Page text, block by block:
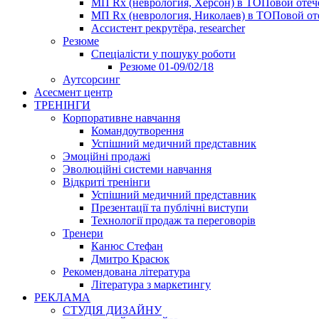
МП Rx (неврология, Херсон) в ТОПовой
МП Rx (неврология, Николаев) в ТОПовой
Ассистент рекрутёра, researcher
Резюме
Cпеціалісти у пошуку роботи
Резюме 01-09/02/18
Аутсорсинг
Асесмент центр
ТРЕНІНГИ
Корпоративне навчання
Командоутворення
Успішний медичний представник
Эмоційні продажі
Эволюційні системи навчання
Відкриті тренінги
Успішний медичний представник
Презентації та публічні виступи
Технології продаж та переговорів
Тренери
Канюс Стефан
Дмитро Красюк
Рекомендована література
Література з маркетингу
РЕКЛАМА
СТУДІЯ ДИЗАЙНУ